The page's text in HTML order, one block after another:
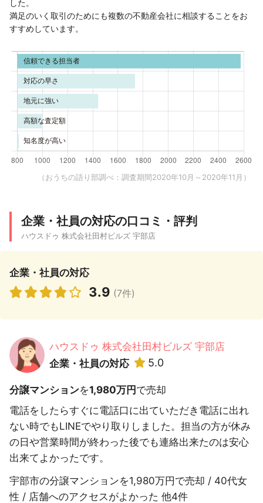
した。
満足のいく取引のためにも複数の不動産会社に相談することをお
すすめしています。
（おうちの語り部調べ：調査期間2020年10月～2020年11月）
企業・社員の対応の口コミ・評判
ハウスドゥ 株式会社田村ビルズ 宇部店
企業・社員の対応
3.9 (7件)
ハウスドゥ 株式会社田村ビルズ 宇部店
企業・社員の対応
5.0
分譲マンションを1,980万円で売却
電話をしたらすぐに電話口に出ていただき電話に出れ
ない時でもLINEでやり取りしました。担当の方が休み
の日や営業時間が終わった後でも連絡出来たのは安心
出来てよかったです。
宇部市の分譲マンションを1,980万円で売却 / 40代女
性 / 店舗へのアクセスがよかった 他4件